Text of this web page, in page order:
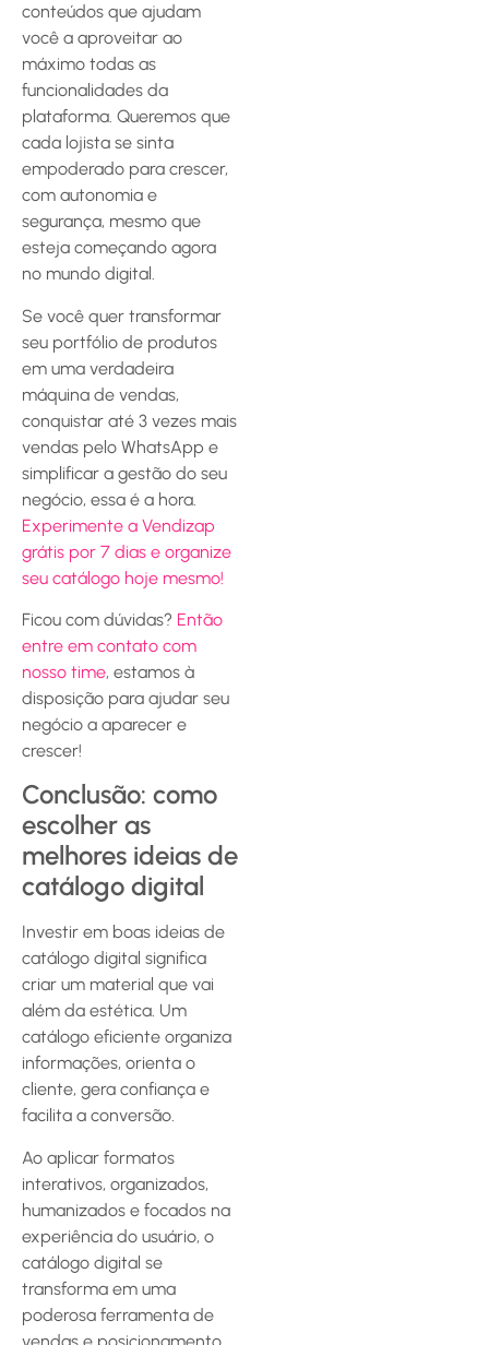
conteúdos que ajudam
você a aproveitar ao
máximo todas as
funcionalidades da
plataforma. Queremos que
cada lojista se sinta
empoderado para crescer,
com autonomia e
segurança, mesmo que
esteja começando agora
no mundo digital.
Se você quer transformar
seu portfólio de produtos
em uma verdadeira
máquina de vendas,
conquistar até 3 vezes mais
vendas pelo WhatsApp e
simplificar a gestão do seu
negócio, essa é a hora.
Experimente a Vendizap
grátis por 7 dias e organize
seu catálogo hoje mesmo!
Ficou com dúvidas? Então
entre em contato com
nosso time, estamos à
disposição para ajudar seu
negócio a aparecer e
crescer!
Conclusão: como
escolher as
melhores ideias de
catálogo digital
Investir em boas ideias de
catálogo digital significa
criar um material que vai
além da estética. Um
catálogo eficiente organiza
informações, orienta o
cliente, gera confiança e
facilita a conversão.
Ao aplicar formatos
interativos, organizados,
humanizados e focados na
experiência do usuário, o
catálogo digital se
transforma em uma
poderosa ferramenta de